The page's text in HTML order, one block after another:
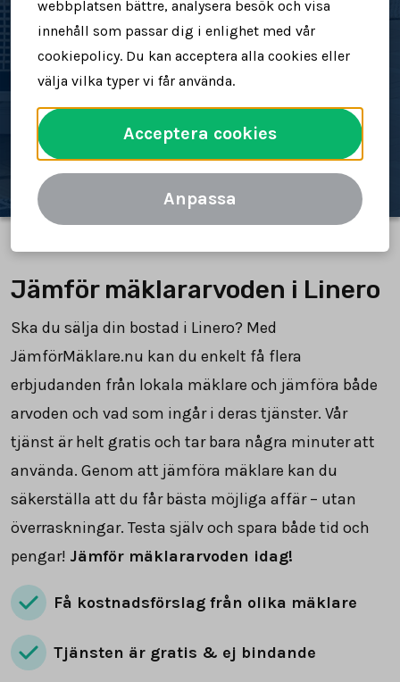
Se vad mäklare tar för att sälja din
bostad
Spara tid och pengar
Jämför mäklararvoden
Jämför mäklararvoden i Linero
Ska du sälja din bostad i Linero? Med
JämförMäklare.nu kan du enkelt få flera
erbjudanden från lokala mäklare och jämföra både
arvoden och vad som ingår i deras tjänster. Vår
tjänst är helt gratis och tar bara några minuter att
använda. Genom att jämföra mäklare kan du
säkerställa att du får bästa möjliga affär – utan
överraskningar. Testa själv och spara både tid och
pengar! Jämför mäklararvoden idag!
Få kostnadsförslag från olika mäklare
Tjänsten är gratis & ej bindande
webbplatsen bättre, analysera besök och visa
innehåll som passar dig i enlighet med vår
cookiepolicy. Du kan acceptera alla cookies eller
välja vilka typer vi får använda.
Acceptera cookies
Anpassa